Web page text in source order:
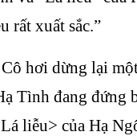
rất xuất sắc.”
Cô hơi dừng lại
Tình đang đứng
liễu> của Hạ